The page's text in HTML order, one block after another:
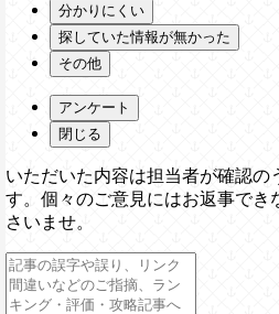
分かりにくい
探していた情報が無かった
その他
アンケート
閉じる
いただいた内容は担当者が確認の
す。個々のご意見にはお返事でき
さいませ。